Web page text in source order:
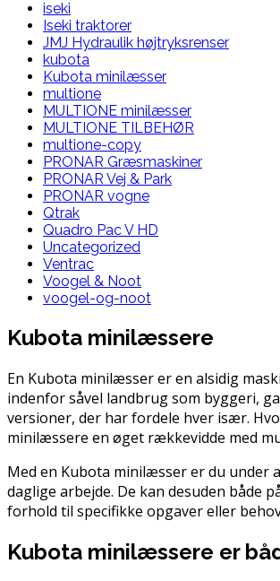
iseki
Iseki traktorer
JMJ Hydraulik højtryksrenser
kubota
Kubota minilæsser
multione
MULTIONE minilæsser
MULTIONE TILBEHØR
multione-copy
PRONAR Græsmaskiner
PRONAR Vej & Park
PRONAR vogne
Qtrak
Quadro Pac V HD
Uncategorized
Ventrac
Voogel & Noot
voogel-og-noot
Kubota minilæssere
En Kubota minilæsser er en alsidig
indenfor såvel landbrug som byggeri,
versioner, der har fordele hver især.
minilæssere en øget rækkevidde med
Med en Kubota minilæsser er du
daglige arbejde. De kan desuden
forhold til specifikke opgaver eller
Kubota minilæssere er